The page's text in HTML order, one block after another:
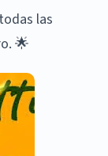
las
🌟